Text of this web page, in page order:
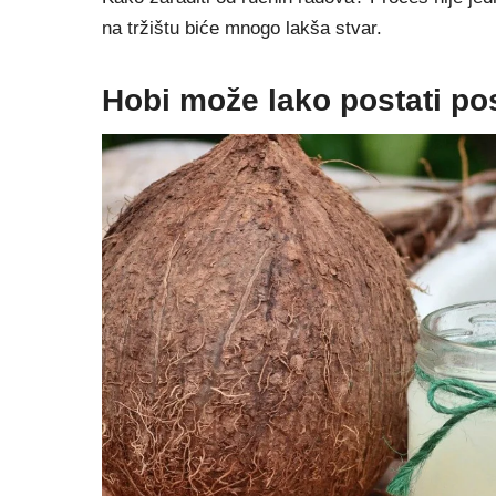
na tržištu biće mnogo lakša stvar.
Hobi može lako postati